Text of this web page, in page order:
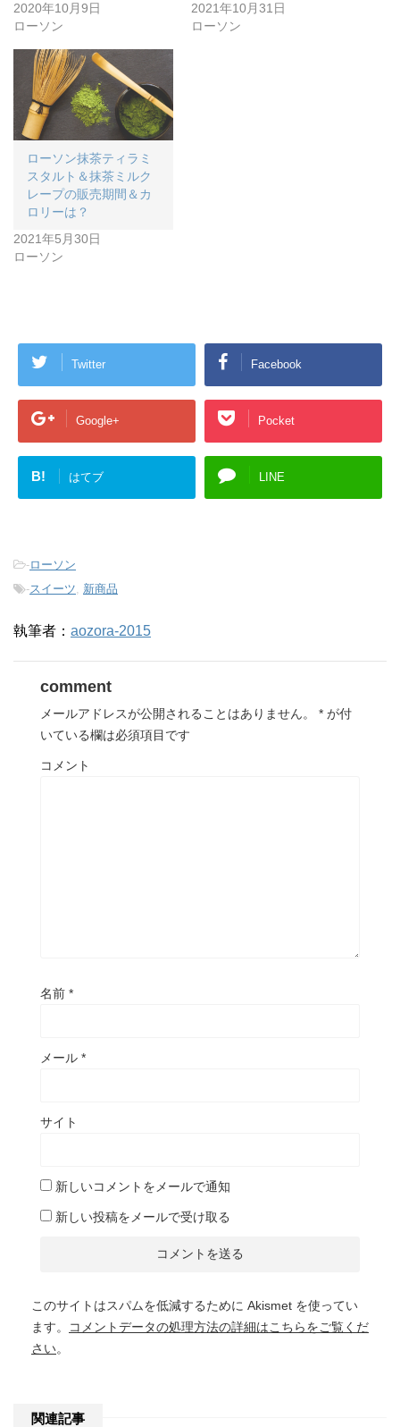
2020年10月9日
ローソン
2021年10月31日
ローソン
ローソン抹茶ティラミ
スタルト＆抹茶ミルク
レープの販売期間＆カ
ロリーは？
2021年5月30日
ローソン
Twitter Facebook
Google+ Pocket
B! はてブ LINE
-ローソン
-スイーツ 新商品
執筆者： aozora-2015
comment
メールアドレスが公開されることはありません。 * が付
いている欄は必須項目です
コメント
名前 *
メール *
サイト
新しいコメントをメールで通知
新しい投稿をメールで受け取る
このサイトはスパムを低減するために Akismet を使ってい
ます。
コメントデータの処理方法の詳細はこちらをご覧くだ
さい。
関連記事